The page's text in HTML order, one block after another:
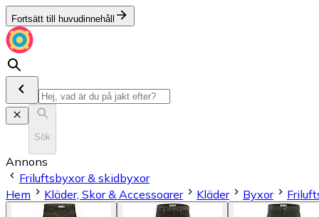
Fortsätt till huvudinnehåll
Sök
Annons
Friluftsbyxor & skidbyxor
Hem
Kläder, Skor & Accessoarer Kläder Byxor